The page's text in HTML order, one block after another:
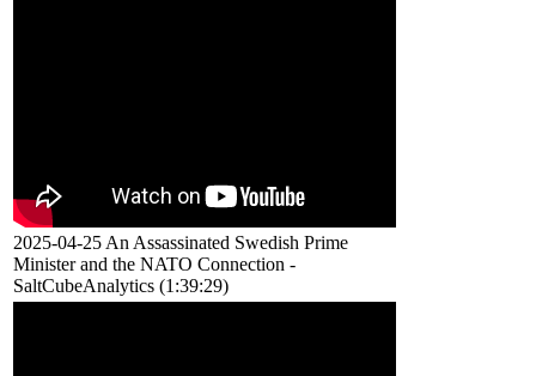
2025-04-25 An Assassinated Swedish Prime
Minister and the NATO Connection -
SaltCubeAnalytics (1:39:29)